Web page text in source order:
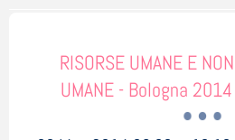
RISORSE UMANE E NON
UMANE - Bologna 2014